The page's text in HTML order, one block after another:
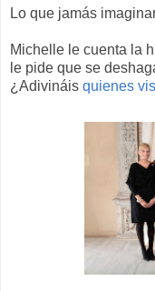
Lo que jamás
Michelle le cuenta la
le pide que se
¿Adivináis quienes